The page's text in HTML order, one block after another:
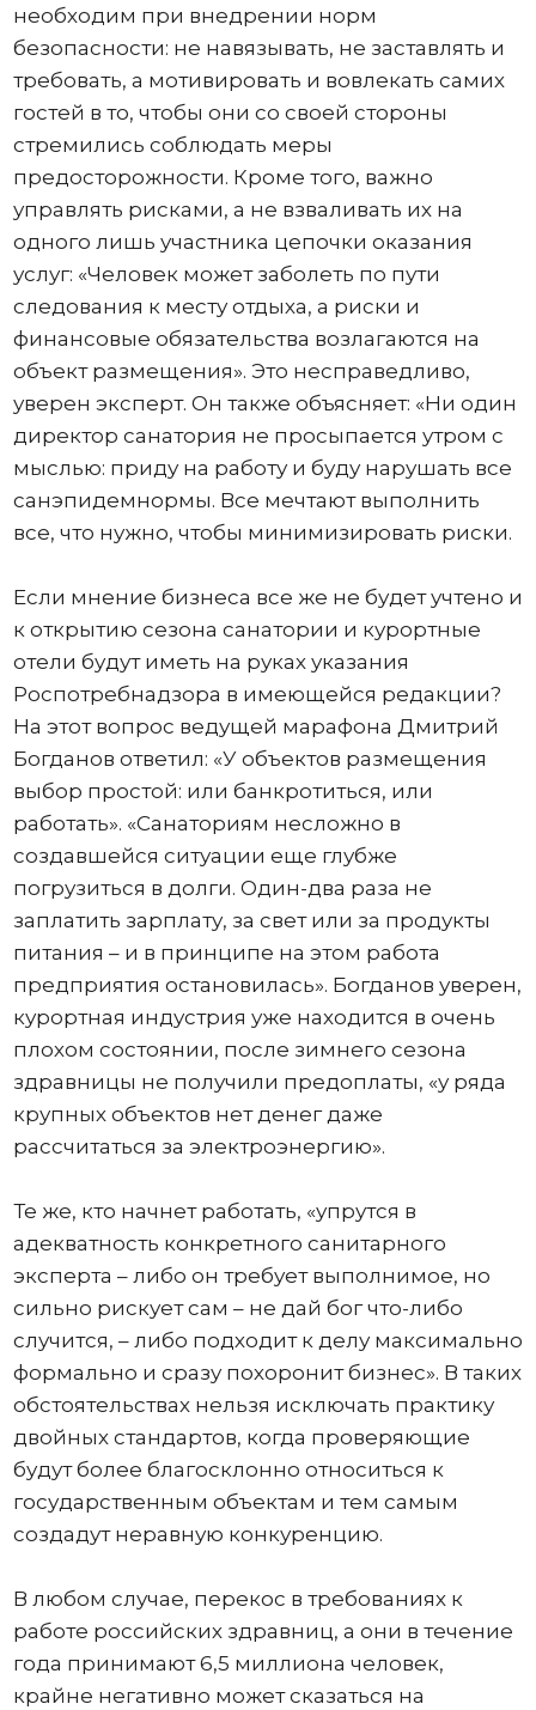
необходим при внедрении норм
безопасности: не навязывать, не заставлять и
требовать, а мотивировать и вовлекать самих
гостей в то, чтобы они со своей стороны
стремились соблюдать меры
предосторожности. Кроме того, важно
управлять рисками, а не взваливать их на
одного лишь участника цепочки оказания
услуг: «Человек может заболеть по пути
следования к месту отдыха, а риски и
финансовые обязательства возлагаются на
объект размещения». Это несправедливо,
уверен эксперт. Он также объясняет: «Ни один
директор санатория не просыпается утром с
мыслью: приду на работу и буду нарушать все
санэпидемнормы. Все мечтают выполнить
все, что нужно, чтобы минимизировать риски.
Если мнение бизнеса все же не будет учтено и
к открытию сезона санатории и курортные
отели будут иметь на руках указания
Роспотребнадзора в имеющейся редакции?
На этот вопрос ведущей марафона Дмитрий
Богданов ответил: «У объектов размещения
выбор простой: или банкротиться, или
работать». «Санаториям несложно в
создавшейся ситуации еще глубже
погрузиться в долги. Один-два раза не
заплатить зарплату, за свет или за продукты
питания – и в принципе на этом работа
предприятия остановилась». Богданов уверен,
курортная индустрия уже находится в очень
плохом состоянии, после зимнего сезона
здравницы не получили предоплаты, «у ряда
крупных объектов нет денег даже
рассчитаться за электроэнергию».
Те же, кто начнет работать, «упрутся в
адекватность конкретного санитарного
эксперта – либо он требует выполнимое, но
сильно рискует сам – не дай бог что-либо
случится, – либо подходит к делу максимально
формально и сразу похоронит бизнес». В таких
обстоятельствах нельзя исключать практику
двойных стандартов, когда проверяющие
будут более благосклонно относиться к
государственным объектам и тем самым
создадут неравную конкуренцию.
В любом случае, перекос в требованиях к
работе российских здравниц, а они в течение
года принимают 6,5 миллиона человек,
крайне негативно может сказаться на